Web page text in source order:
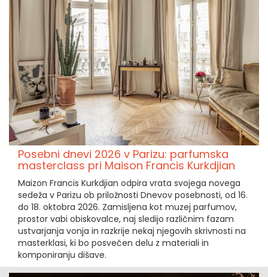
Posebni dnevi 2026 v Parizu: parfumska
masterclass pri Maison Francis Kurkdjian
Maizon Francis Kurkdjian odpira vrata svojega novega
sedeža v Parizu ob priložnosti Dnevov posebnosti, od 16.
do 18. oktobra 2026. Zamisljena kot muzej parfumov,
prostor vabi obiskovalce, naj sledijo različnim fazam
ustvarjanja vonja in razkrije nekaj njegovih skrivnosti na
masterklasi, ki bo posvečen delu z materiali in
komponiranju dišave.